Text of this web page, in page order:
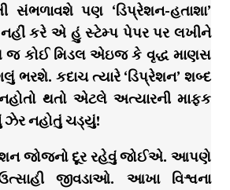
સંભળાવશે પણ ‘ડિપ્રેશન-હતાશા’
કરે એ હું સ્ટેમ્પ પેપર પર લખીને
જ કોઈ મિડલ એઇજ કે વૃદ્ધ માણસ
કદાચ ત્યારે ‘ડિપ્રેશન’ શબ્દ
નહોતો થતો એટલે અત્યારની માફક
ઝેર નહોતું ચડ્યું!
જોજનો દૂર રહેવું જોઈએ. આપણે
જીવડાઓ. આખા વિશ્વના